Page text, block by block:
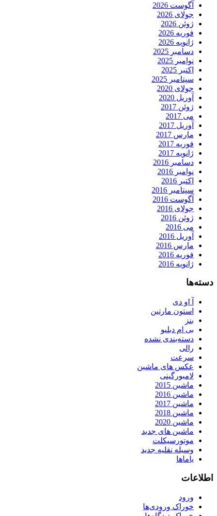
آگوست 2026
جولای 2026
ژوئن 2026
فوریه 2026
ژانویه 2026
دسامبر 2025
نوامبر 2025
اکتبر 2025
سپتامبر 2025
جولای 2020
آوریل 2020
ژوئن 2017
می 2017
آوریل 2017
مارس 2017
فوریه 2017
ژانویه 2017
دسامبر 2016
نوامبر 2016
اکتبر 2016
سپتامبر 2016
آگوست 2016
جولای 2016
ژوئن 2016
می 2016
آوریل 2016
مارس 2016
فوریه 2016
ژانویه 2016
دسته‌ها
آ او دی
استون مارتین
بنز
بی ام دبلیو
دسته‌بندی نشده
رالی
سرعت
عکس های ماشین
لامبورگینی
ماشین 2015
ماشین 2016
ماشین 2017
ماشین 2018
ماشین 2020
ماشین های جدید
موتورسیکلت
وسیله نقلیه جدید
یاماها
اطلاعات
ورود
خوراک ورودی‌ها